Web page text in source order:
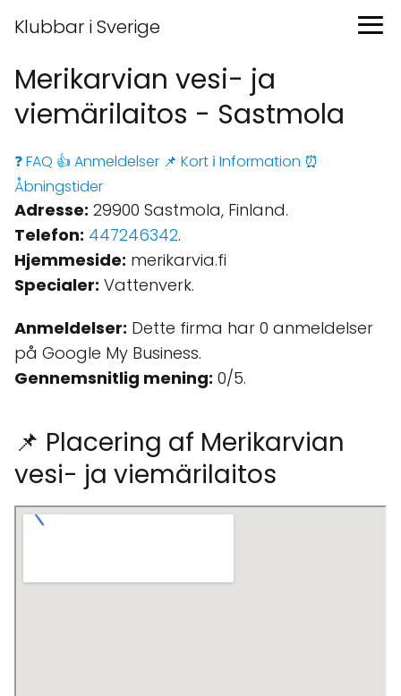
Klubbar i Sverige
Merikarvian vesi- ja
viemärilaitos - Sastmola
❓ FAQ 👍 Anmeldelser 📌 Kort ℹ️ Information ⏰
Åbningstider
Adresse: 29900 Sastmola, Finland.
Telefon: 447246342.
Hjemmeside: merikarvia.fi
Specialer: Vattenverk.
Anmeldelser: Dette firma har 0 anmeldelser
på Google My Business.
Gennemsnitlig mening: 0/5.
📌 Placering af Merikarvian
vesi- ja viemärilaitos